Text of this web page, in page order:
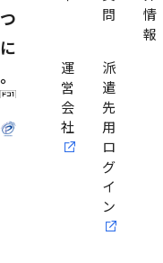
つ
に
。
問
情
報
運
営
会
社
派
遣
先
用
ロ
グ
イ
ン